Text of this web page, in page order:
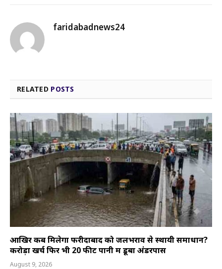
faridabadnews24
RELATED POSTS
आखिर कब मिलेगा फरीदाबाद को जलभराव से स्थायी समाधान?
करोड़ों खर्च फिर भी 20 फीट पानी में डूबा अंडरपास
August 9, 2026